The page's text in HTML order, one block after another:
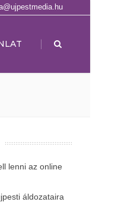
|
lenni az online
áldozataira